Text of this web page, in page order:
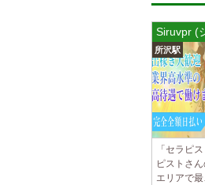
Siruvpr (
所沢駅
「セラピ
ピストさ
エリアで